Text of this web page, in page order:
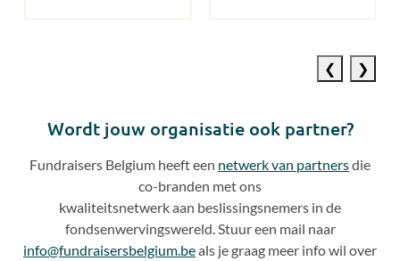
Wordt jouw organisatie ook partner?
Fundraisers Belgium heeft een netwerk van partnersdie
co-branden met ons
kwaliteitsnetwerk aan beslissingsnemers in de
fondsenwervingswereld. Stuur een mail naar
info@fundraisersbelgium.beals je graag meer info wil over